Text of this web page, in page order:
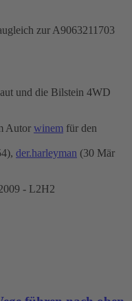
zur A9063211703
und die Bilstein 4WD
Autor winem für den
der.harleyman (30 Mär
- L2H2